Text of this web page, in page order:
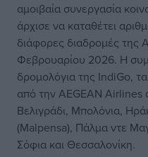
αμοιβαία συνεργασία
άρχισε να καταθέτει
διάφορες διαδρομές της
Φεβρουαρίου 2026. Η
δρομολόγια της IndiGo,
από την AEGEAN
Βελιγράδι, Μπολόνια,
(Malpensa), Πάλμα ντε
Σόφια και Θεσσαλονίκη.